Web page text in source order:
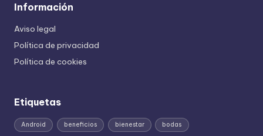
Información
Aviso legal
Política de privacidad
Política de cookies
Etiquetas
Android beneficios bienestar bodas